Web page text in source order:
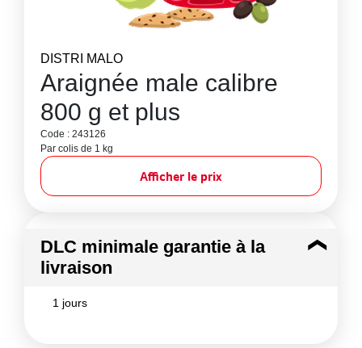
DISTRI MALO
Araignée male calibre
800 g et plus
Code : 243126
Par colis de 1 kg
Afficher le prix
DLC minimale garantie à la
livraison
1 jours